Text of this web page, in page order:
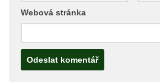
Webová stránka